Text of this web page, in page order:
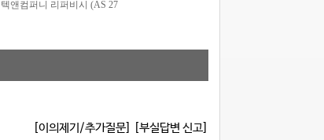
[이의제기/추가질문] [부실답변 신고]